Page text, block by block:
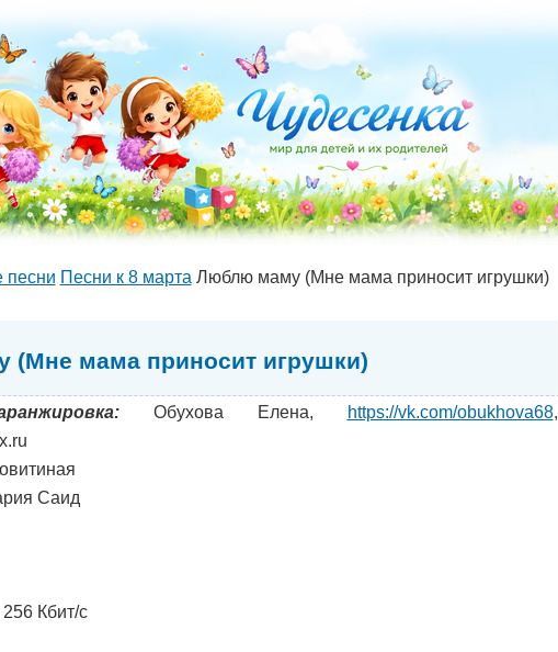
песни Песни к 8 марта Люблю маму (Мне мама приносит игрушки)
мама приносит игрушки)
Обухова Елена, https://vk.com/obukhova68,
Саид
Кбит/с